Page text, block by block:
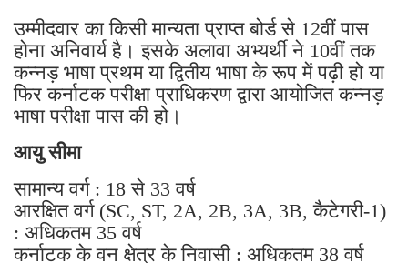
उम्मीदवार का किसी मान्यता प्राप्त बोर्ड से 12वीं पास
होना अनिवार्य है। इसके अलावा अभ्यर्थी ने 10वीं तक
कन्नड़ भाषा प्रथम या द्वितीय भाषा के रूप में पढ़ी हो या
फिर कर्नाटक परीक्षा प्राधिकरण द्वारा आयोजित कन्नड़
भाषा परीक्षा पास की हो।
आयु सीमा
सामान्य वर्ग : 18 से 33 वर्ष
आरक्षित वर्ग (SC, ST, 2A, 2B, 3A, 3B, कैटेगरी-1)
: अधिकतम 35 वर्ष
कर्नाटक के वन क्षेत्र के निवासी : अधिकतम 38 वर्ष